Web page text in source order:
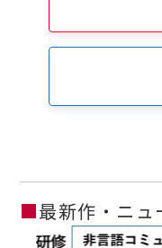
■最新作・ニュ